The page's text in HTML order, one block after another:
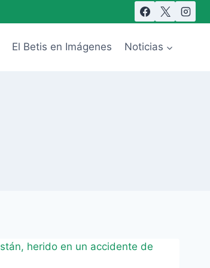
El Betis en Imágenes Noticias